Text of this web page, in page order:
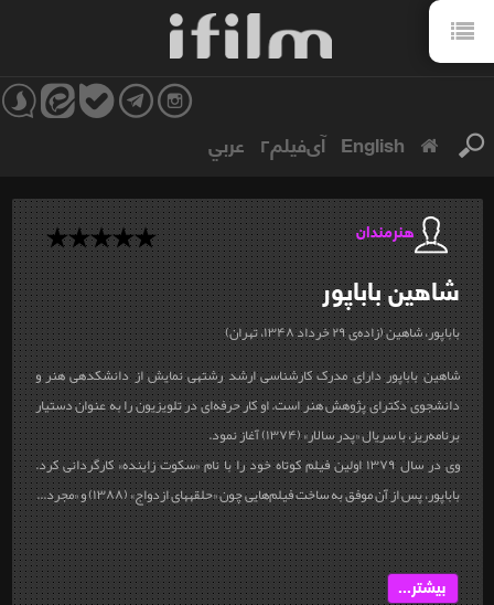
English آی‌فیلم۲ عربي
هنرمندان
شاهینباباپور
باباپور، شاهین (زاده‌ی ۲۹ خرداد ۱۳۴۸، تهران)
شاهین باباپور دارای مدرک کارشناسی ارشد رشته‎ی نمایش از دانشکده‎ی هنر و
دانشجوی دکترای پژوهش هنر است. او کار حرفه‌ای در تلویزیون را به عنوان دستیار
برنامه‌ریز، با سریال «پدر سالار» (۱۳۷۴) آغاز نمود.
وی در سال ۱۳۷۹ اولین فیلم کوتاه خود را با نام «سکوت زاینده» کارگردانی کرد.
باباپور، پس از آن موفق به ساخت فیلم‌هایی چون «حلقه‎های ازدواج» (۱۳۸۸) و «مجرد...
بیشتر...